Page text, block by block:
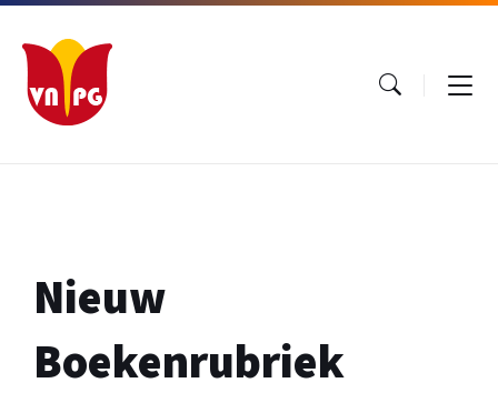
Ga
inhoud
Ga
hoofdnavigatie
Ga
footer
Nieuw
Boekenrubriek